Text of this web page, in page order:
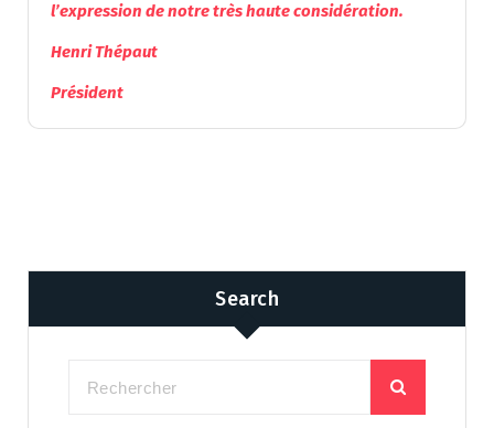
l’expression de notre très haute considération.
Henri Thépaut
Président
Search